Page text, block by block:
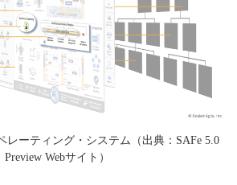
ーティング・システム（出典：SAFe 5.0
Preview Webサイト）